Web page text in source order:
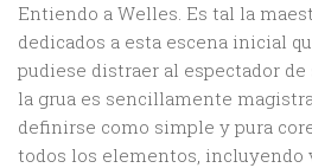
Entiendo a Welles. Es tal la
dedicados a esta escena inicial
pudiese distraer al espectador
la grua es sencillamente
definirse como simple y pura
todos los elementos, incluyendo